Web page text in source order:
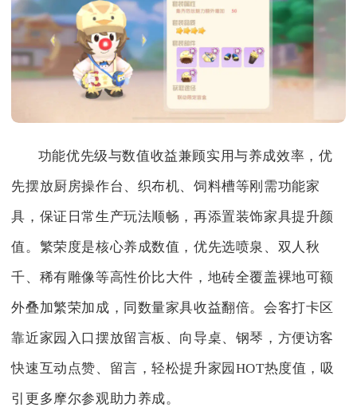
功能优先级与数值收益兼顾实用与养成效率，优
先摆放厨房操作台、织布机、饲料槽等刚需功能家
具，保证日常生产玩法顺畅，再添置装饰家具提升颜
值。繁荣度是核心养成数值，优先选喷泉、双人秋
千、稀有雕像等高性价比大件，地砖全覆盖裸地可额
外叠加繁荣加成，同数量家具收益翻倍。会客打卡区
靠近家园入口摆放留言板、向导桌、钢琴，方便访客
快速互动点赞、留言，轻松提升家园HOT热度值，吸
引更多摩尔参观助力养成。